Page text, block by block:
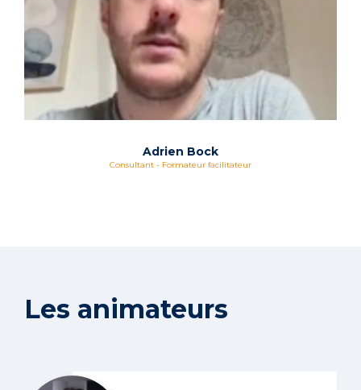
Adrien Bock
Consultant - Formateur facilitateur
Les animateurs